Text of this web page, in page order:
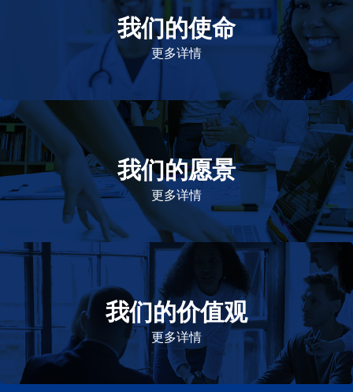
我们的使命
更多详情
致力于提高患者的生命健康和质量
我们的愿景
更多详情
作为一个负责任的企业公民，在全球提供优质和患者可
及的药物，传递我们的价值。
我们的价值观
更多详情
我们的价值观是爱施健存立和发展的基石。集团上下以
此为指引，为实现集团目标而共同奋斗。